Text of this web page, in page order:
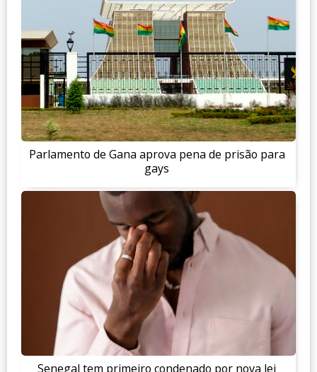
Parlamento de Gana aprova pena de prisão para
gays
Senegal tem primeiro condenado por nova lei